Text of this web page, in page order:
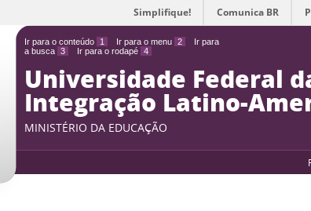
Ir para o conteúdo 1 Ir para o menu 2
Ir para
a busca 3 Ir para o rodapé 4
Simplifique! Comunica BR
Universidade Federal
Integração Latino-
MINISTÉRIO DA EDUCAÇÃO